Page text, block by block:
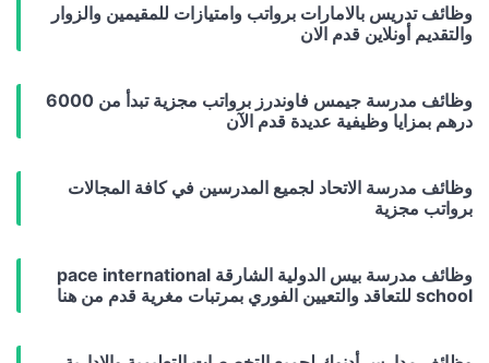
وظائف تدريس بالامارات برواتب وامتيازات للمقيمين والزوار
والتقديم أونلاين قدم الان
وظائف مدرسة جيمس فاوندرز برواتب مجزية تبدأ من 6000
درهم بمزايا وظيفية عديدة قدم الآن
وظائف مدرسة الاتحاد لجميع المدرسين في كافة المجالات
برواتب مجزية
وظائف مدرسة بيس الدولية الشارقة pace international
school للتعاقد والتعيين الفوري بمرتبات مغرية قدم من هنا